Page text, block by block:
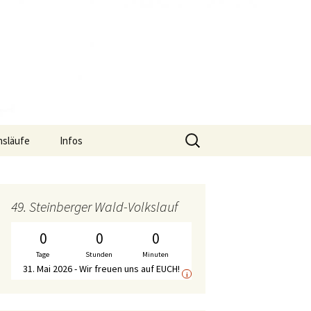
S2-Lauf – Wechselpunkte
S2-Lauf – Streckenplan
S2-Lauf – Zeitplan
Bericht WirDueller-
Biolauf
Ausschreibung
WirDueller-Biolauf
Infos
Gymnastik-Angebot
Mitgliedschaft
Suche
nach:
49. Steinberger Wald-Volkslauf
0
Tage
0
Stunden
0
Minuten
31. Mai 2026 - Wir freuen uns auf EUCH! i